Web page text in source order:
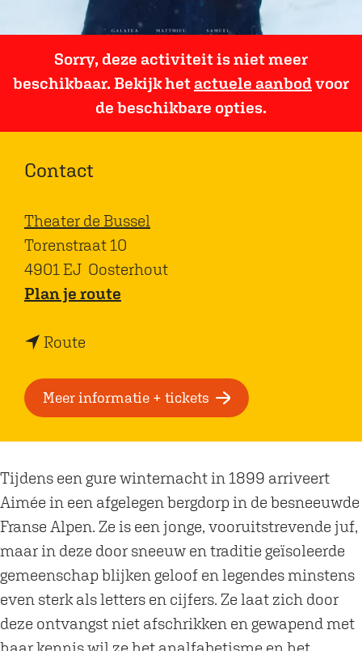
Sorry, deze activiteit is niet meer
beschikbaar. Bekijk hetactuele aanbodvoor
de beschikbare opties.
Contact
Theater de Bussel
Torenstraat 10
4901 EJ Oosterhout
Plan je route
i
l
|
L
'
e
n
g
l
Route
r
F
l
m
|
L
'
e
n
Meer informatie + tickets
Tijdens een gure winternacht in 1899 arriveert
Aimée in een afgelegen bergdorp in de besneeuwde
Franse Alpen. Ze is een jonge, vooruitstrevende juf,
maar in deze door sneeuw en traditie geïsoleerde
gemeenschap blijken geloof en legendes minstens
even sterk als letters en cijfers. Ze laat zich door
deze ontvangst niet afschrikken en gewapend met